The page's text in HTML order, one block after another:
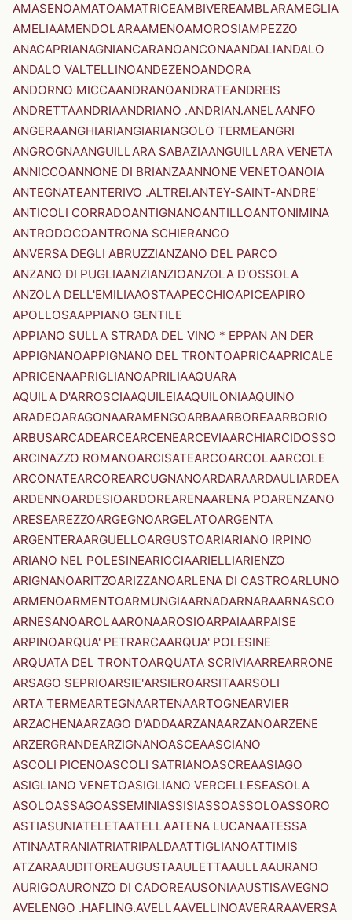
AMASENOAMATOAMATRICEAMBIVEREAMBLARAMEGLIA
AMELIAAMENDOLARAAMENOAMOROSIAMPEZZO
ANACAPRIANAGNIANCARANOANCONAANDALIANDALO
ANDALO VALTELLINOANDEZENOANDORA
ANDORNO MICCAANDRANOANDRATEANDREIS
ANDRETTAANDRIAANDRIANO .ANDRIAN.ANELAANFO
ANGERAANGHIARIANGIARIANGOLO TERMEANGRI
ANGROGNAANGUILLARA SABAZIAANGUILLARA VENETA
ANNICCOANNONE DI BRIANZAANNONE VENETOANOIA
ANTEGNATEANTERIVO .ALTREI.ANTEY-SAINT-ANDRE'
ANTICOLI CORRADOANTIGNANOANTILLOANTONIMINA
ANTRODOCOANTRONA SCHIERANCO
ANVERSA DEGLI ABRUZZIANZANO DEL PARCO
ANZANO DI PUGLIAANZIANZIOANZOLA D'OSSOLA
ANZOLA DELL'EMILIAAOSTAAPECCHIOAPICEAPIRO
APOLLOSAAPPIANO GENTILE
APPIANO SULLA STRADA DEL VINO * EPPAN AN DER
APPIGNANOAPPIGNANO DEL TRONTOAPRICAAPRICALE
APRICENAAPRIGLIANOAPRILIAAQUARA
AQUILA D'ARROSCIAAQUILEIAAQUILONIAAQUINO
ARADEOARAGONAARAMENGOARBAARBOREAARBORIO
ARBUSARCADEARCEARCENEARCEVIAARCHIARCIDOSSO
ARCINAZZO ROMANOARCISATEARCOARCOLAARCOLE
ARCONATEARCOREARCUGNANOARDARAARDAULIARDEA
ARDENNOARDESIOARDOREARENAARENA POARENZANO
ARESEAREZZOARGEGNOARGELATOARGENTA
ARGENTERAARGUELLOARGUSTOARIARIANO IRPINO
ARIANO NEL POLESINEARICCIAARIELLIARIENZO
ARIGNANOARITZOARIZZANOARLENA DI CASTROARLUNO
ARMENOARMENTOARMUNGIAARNADARNARAARNASCO
ARNESANOAROLAARONAAROSIOARPAIAARPAISE
ARPINOARQUA' PETRARCAARQUA' POLESINE
ARQUATA DEL TRONTOARQUATA SCRIVIAARREARRONE
ARSAGO SEPRIOARSIE'ARSIEROARSITAARSOLI
ARTA TERMEARTEGNAARTENAARTOGNEARVIER
ARZACHENAARZAGO D'ADDAARZANAARZANOARZENE
ARZERGRANDEARZIGNANOASCEAASCIANO
ASCOLI PICENOASCOLI SATRIANOASCREAASIAGO
ASIGLIANO VENETOASIGLIANO VERCELLESEASOLA
ASOLOASSAGOASSEMINIASSISIASSOASSOLOASSORO
ASTIASUNIATELETAATELLAATENA LUCANAATESSA
ATINAATRANIATRIATRIPALDAATTIGLIANOATTIMIS
ATZARAAUDITOREAUGUSTAAULETTAAULLAAURANO
AURIGOAURONZO DI CADOREAUSONIAAUSTISAVEGNO
AVELENGO .HAFLING.AVELLAAVELLINOAVERARAAVERSA